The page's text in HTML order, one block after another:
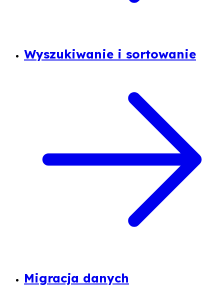
Wyszukiwanie i sortowanie
Migracja danych